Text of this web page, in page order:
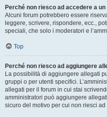
Perché non riesco ad accedere a
Alcuni forum potrebbero essere
leggere, scrivere, rispondere, ecc.,
speciali, che solo i moderatori e
Top
Perché non riesco ad aggiungere
La possibilità di aggiungere allegati
gruppi o per utenti specifici.
allegati per il forum in cui stai
amministratori può aggiungere
sicuro del motivo per cui non riesci